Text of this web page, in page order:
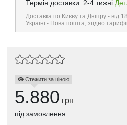
Термін доставки: 2-4 тижні
Доставка по Києву та Дніпру - від
Україні - Нова пошта, згідно
Стежити за ціною
5.880 грн
під замовлення